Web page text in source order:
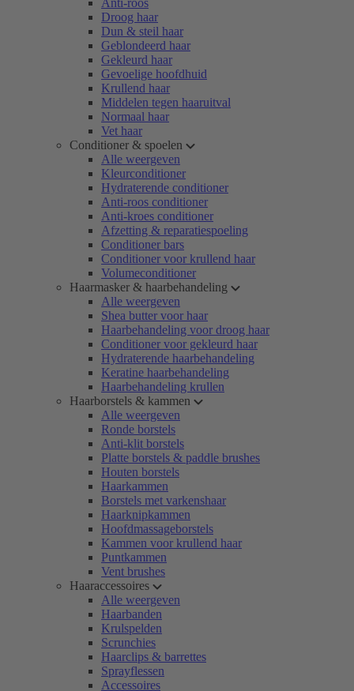
Anti-roos
Droog haar
Dun & steil haar
Geblondeerd haar
Gekleurd haar
Gevoelige hoofdhuid
Krullend haar
Middelen tegen haaruitval
Normaal haar
Vet haar
Conditioner & spoelen
Alle weergeven
Kleurconditioner
Hydraterende conditioner
Anti-roos conditioner
Anti-kroes conditioner
Afzetting & reparatiespoeling
Conditioner bars
Conditioner voor krullend haar
Volumeconditioner
Haarmasker & haarbehandeling
Alle weergeven
Shea butter voor haar
Haarbehandeling voor droog haar
Conditioner voor gekleurd haar
Hydraterende haarbehandeling
Keratine haarbehandeling
Haarbehandeling krullen
Haarborstels & kammen
Alle weergeven
Ronde borstels
Anti-klit borstels
Platte borstels & paddle brushes
Houten borstels
Haarkammen
Borstels met varkenshaar
Haarknipkammen
Hoofdmassageborstels
Kammen voor krullend haar
Puntkammen
Vent brushes
Haaraccessoires
Alle weergeven
Haarbanden
Krulspelden
Scrunchies
Haarclips & barrettes
Sprayflessen
Accessoires